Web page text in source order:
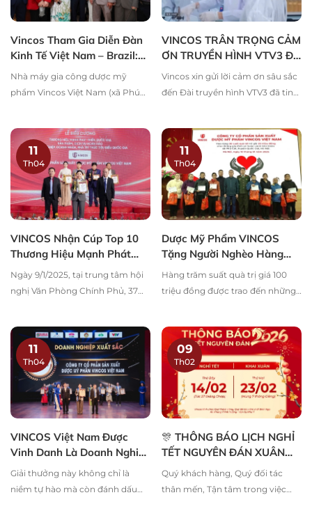
Vincos Tham Gia Diễn Đàn
Kinh Tế Việt Nam – Brazil:
Cơ Hội Kết Nối Hợp Tác
Quốc Tế
Nhà máy gia công dược mỹ
phẩm Vincos Việt Nam (xã Phú
hướng tới các cơ hội hợp tác...
VINCOS TRÂN TRỌNG CẢM
ƠN TRUYỀN HÌNH VTV3 ĐÃ
TIN TƯỞNG VÀ GIỚI THIỆU
ĐẾN QUÝ KHÁCH HÀNG!
Vincos xin gửi lời cảm ơn sâu sắc
đến Đài truyền hình VTV3 đã tin
11
Th04
VINCOS Nhận Cúp Top 10
Thương Hiệu Mạnh Phát
Triển Quốc Gia
Ngày 9/1/2025, tại trung tâm hội
nghị Văn Phòng Chính Phủ, 37
- Chào xuân 2025!"
11
Th04
Dược Mỹ Phẩm VINCOS
Tặng Người Nghèo Hàng
Trăm Suất Quà Tết
Hàng trăm suất quà trị giá 100
triệu đồng được trao đến những
Tết 2025 của Dược mỹ phẩm
VINCOS Việt Nam.
11
Th04
VINCOS Việt Nam Được
Vinh Danh Là Doanh Nghiệp
Xuất Sắc
Giải thưởng này không chỉ là
niềm tự hào mà còn đánh dấu
09
Th02
🎊 THÔNG BÁO LỊCH NGHỈ
TẾT NGUYÊN ĐÁN XUÂN
BÍNH NGỌ 2026
Quý khách hàng, Quý đối tác
thân mến, Tận tâm trong việc